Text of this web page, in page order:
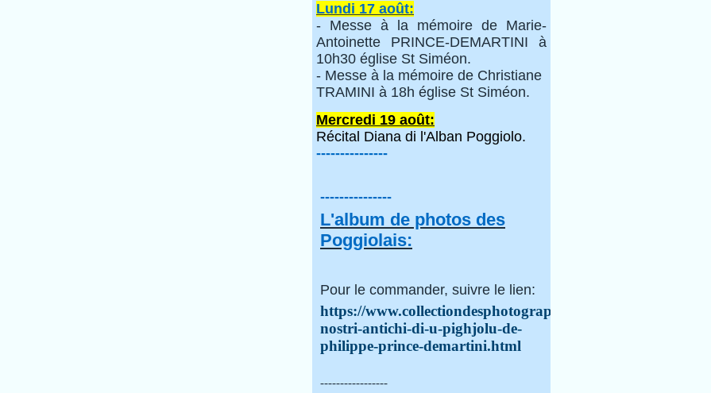
Lundi 17 août:
- Messe à la mémoire de Marie-
Antoinette PRINCE-DEMARTINI à
10h30 église St Siméon.
- Messe à la mémoire de Christiane
TRAMINI à 18h église St Siméon.
Mercredi 19 août:
Récital Diana di l'Alban Poggiolo.
---------------
---------------
L'album de photos des
Poggiolais:
Pour le commander, suivre le lien:
https://www.collectiondesphotographes.com/i-
nostri-antichi-di-u-pighjolu-de-
philippe-prince-demartini.html
-----------------